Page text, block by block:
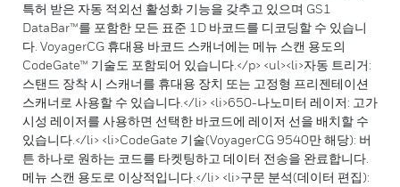
특허 받은 자동 적외선 활성화 기능을 갖추고 있으며 GS1
DataBar™를 포함한 모든 표준 1D 바코드를 디코딩할 수 있습니
다. VoyagerCG 휴대용 바코드 스캐너에는 메뉴 스캔 용도의
CodeGate™ 기술도 포함되어 있습니다.</p> <ul><li>자동 트리거:
스탠드 장착 시 스캐너를 휴대용 장치 또는 고정형 프리젠테이션
스캐너로 사용할 수 있습니다.</li> <li>650-나노미터 레이저: 고가
시성 레이저를 사용하면 선택한 바코드에 레이저 선을 배치할 수
있습니다.</li> <li>CodeGate 기술(VoyagerCG 9540만 해당): 버
튼 하나로 원하는 코드를 타켓팅하고 데이터 전송을 완료합니다.
메뉴 스캔 용도로 이상적입니다.</li> <li>구문 분석(데이터 편집):